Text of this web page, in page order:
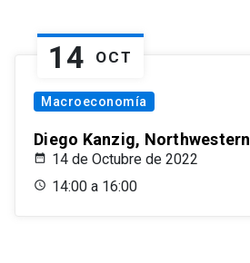
14 OCT
Macroeconomía
Diego Kanzig, Northwestern
14 de Octubre de 2022
14:00 a 16:00